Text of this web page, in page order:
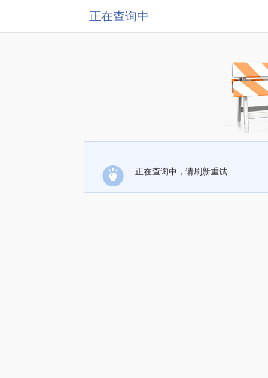
正在查询中
正在查询中，请刷新重试